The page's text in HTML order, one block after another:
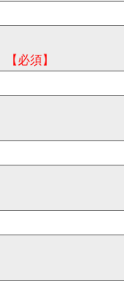
【必須】